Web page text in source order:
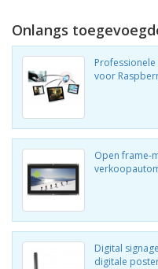
Onlangs
voor
Open frame-
Digital
digitale